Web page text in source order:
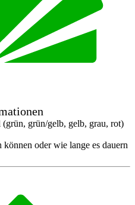
grün/gelb, gelb, grau, rot)
oder wie lange es dauern